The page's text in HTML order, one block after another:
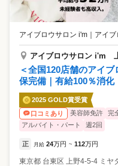
アイブロウサロン i'm アイ
アイブロウサロン i'm
＜全国120店舗のアイ
保完備｜有給100％消化
2025 GOLD賞受賞
口コミあり
美容師免許 完
アルバイト・パート
週2回
正 月給 24万円 ~ 112万円
東京都 台東区 上野4-5-4 ミヤ